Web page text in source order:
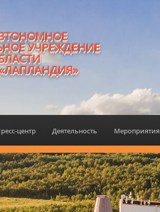
УЧРЕЖДЕНИЕ
центр Деятельность Мероприятия